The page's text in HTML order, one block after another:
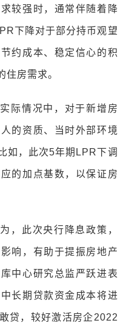
较强时，通常伴随着降
下降对于部分持币观望
约成本、稳定信心的积
住房需求。
际情况中，对于新增房
的资质、当时外部环境
如，此次5年期LPR下调
的加点基数，以保证房
，此次央行降息政策，
响，有助于提振房地产
中心研究总监严跃进表
长期贷款资金成本将进
贷，较好激活房企2022